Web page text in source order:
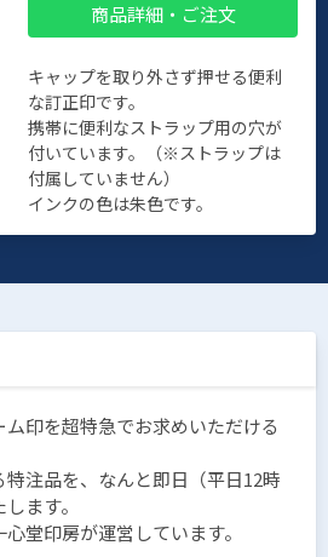
商品詳細・ご注文
キャップを取り外さず押せる便利
な訂正印です。
携帯に便利なストラップ用の穴が
付いています。（※ストラップは
付属していません）
インクの色は朱色です。
印を超特急でお求めいただける
注品を、なんと即日（平日12時
ます。
堂印房が運営しています。